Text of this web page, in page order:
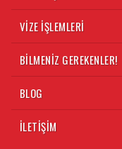
VIZE İŞLEMLERI
BILMENIZ GEREKENLER!
BLOG
İLETIŞIM